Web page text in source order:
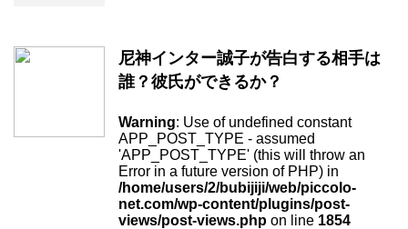
尼神インター誠子が告白する相手は
誰？彼氏ができるか？
Warning: Use of undefined constant
APP_POST_TYPE - assumed
'APP_POST_TYPE' (this will throw an
Error in a future version of PHP) in
/home/users/2/bubijiji/web/piccolo-
net.com/wp-content/plugins/post-
views/post-views.php on line 1854